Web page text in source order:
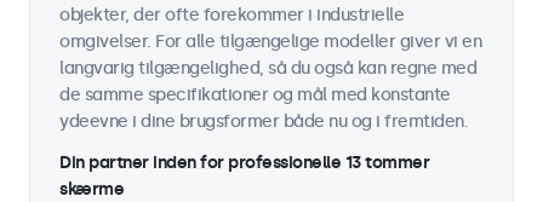
objekter, der ofte forekommer i industrielle
omgivelser. For alle tilgængelige modeller giver vi en
langvarig tilgængelighed, så du også kan regne med
de samme specifikationer og mål med konstante
ydeevne i dine brugsformer både nu og i fremtiden.
Din partner inden for professionelle 13 tommer
skærme